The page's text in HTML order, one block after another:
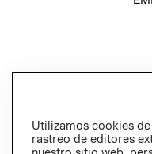
Utilizamos cookies
rastreo de editores